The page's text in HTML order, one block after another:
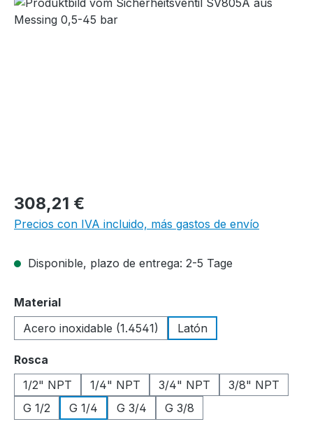
308,21 €
Precios con IVA incluido, más gastos de envío
Disponible, plazo de entrega: 2-5 Tage
Seleccione
Material
Acero inoxidable (1.4541)
Latón
Seleccione
Rosca
1/2" NPT
1/4" NPT 3/4" NPT
3/8" NPT
G 1/2
G 1/4 G 3/4 G 3/8